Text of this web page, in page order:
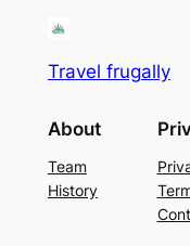
Travel frugally
About
Team
History